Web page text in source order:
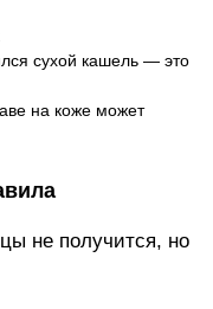
сухой кашель — это
на коже может
не получится, но